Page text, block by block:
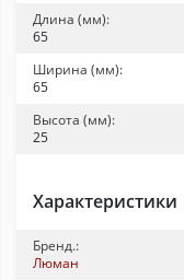
Длина (мм):
65
Ширина (мм):
65
Высота (мм):
25
Характеристики
Бренд.:
Люман